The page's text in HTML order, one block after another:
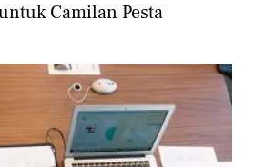
Camilan Pesta